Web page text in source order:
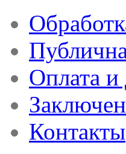
Оплата и
Контакты